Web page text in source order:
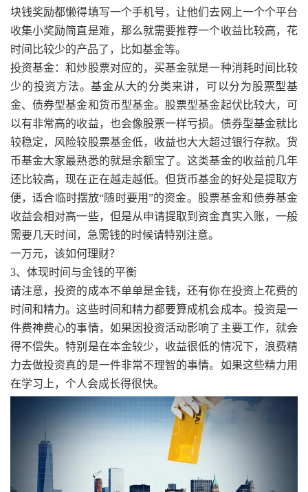
块钱奖励都懒得填写一个手机号，让他们去网上一个个平台
收集小奖励简直是难，那么就需要推荐一个收益比较高，花
时间比较少的产品了，比如基金等。
投资基金：和炒股票对应的，买基金就是一种消耗时间比较
少的投资方法。基金从大的分类来讲，可以分为股票型基
金、债券型基金和货币型基金。股票型基金起伏比较大，可
以有非常高的收益，也会像股票一样亏损。债券型基金就比
较稳定，风险较股票基金低，收益也大大超过银行存款。货
币基金大家最熟悉的就是余额宝了。这类基金的收益前几年
还比较高，现在正在越走越低。但货币基金的好处是提取方
便，适合临时摆放“随时要用”的资金。股票基金和债券基金
收益会相对高一些，但是从申请提取到资金真实入账，一般
需要几天时间，急需钱的时候请特别注意。
一万元，该如何理财？
3、体现时间与金钱的平衡
请注意，投资的成本不单单是金钱，还有你在投资上花费的
时间和精力。这些时间和精力都要算成机会成本。投资是一
件费神费心的事情，如果因投资活动影响了主要工作，就会
得不偿失。特别是在本金较少，收益很低的情况下，浪费精
力去做投资真的是一件非常不理智的事情。如果这些精力用
在学习上，个人会成长得很快。